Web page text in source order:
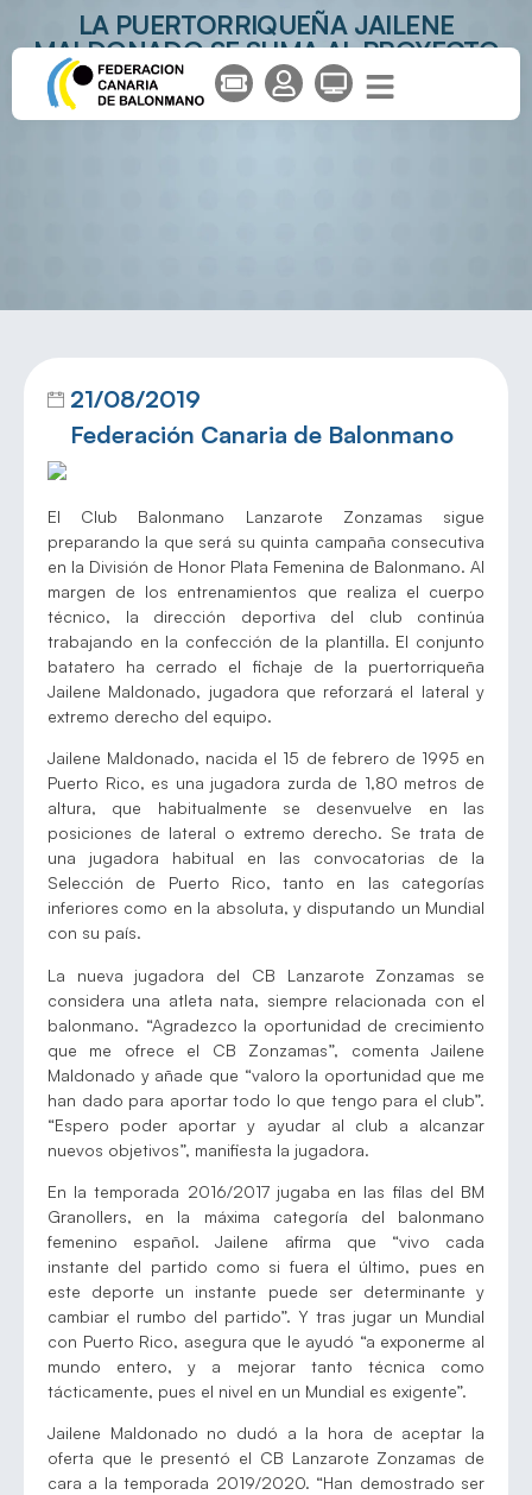
LA PUERTORRIQUEÑA JAILENE
MALDONADO SE SUMA AL PROYECTO
DEL CB ZONZAMAS
21/08/2019
Federación Canaria de Balonmano
El Club Balonmano Lanzarote Zonzamas sigue
preparando la que será su quinta campaña consecutiva
en la División de Honor Plata Femenina de Balonmano. Al
margen de los entrenamientos que realiza el cuerpo
técnico, la dirección deportiva del club continúa
trabajando en la confección de la plantilla. El conjunto
batatero ha cerrado el fichaje de la puertorriqueña
Jailene Maldonado, jugadora que reforzará el lateral y
extremo derecho del equipo.
Jailene Maldonado, nacida el 15 de febrero de 1995 en
Puerto Rico, es una jugadora zurda de 1,80 metros de
altura, que habitualmente se desenvuelve en las
posiciones de lateral o extremo derecho. Se trata de
una jugadora habitual en las convocatorias de la
Selección de Puerto Rico, tanto en las categorías
inferiores como en la absoluta, y disputando un Mundial
con su país.
La nueva jugadora del CB Lanzarote Zonzamas se
considera una atleta nata, siempre relacionada con el
balonmano. “Agradezco la oportunidad de crecimiento
que me ofrece el CB Zonzamas”, comenta Jailene
Maldonado y añade que “valoro la oportunidad que me
han dado para aportar todo lo que tengo para el club”.
“Espero poder aportar y ayudar al club a alcanzar
nuevos objetivos”, manifiesta la jugadora.
En la temporada 2016/2017 jugaba en las filas del BM
Granollers, en la máxima categoría del balonmano
femenino español. Jailene afirma que “vivo cada
instante del partido como si fuera el último, pues en
este deporte un instante puede ser determinante y
cambiar el rumbo del partido”. Y tras jugar un Mundial
con Puerto Rico, asegura que le ayudó “a exponerme al
mundo entero, y a mejorar tanto técnica como
tácticamente, pues el nivel en un Mundial es exigente”.
Jailene Maldonado no dudó a la hora de aceptar la
oferta que le presentó el CB Lanzarote Zonzamas de
cara a la temporada 2019/2020. “Han demostrado ser